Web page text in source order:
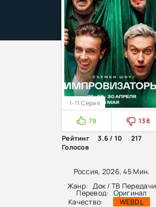
Россия, 2026, 45 Мин.
Жанр: Док / ТВ Передачи
Перевод:
Оригинал
Качество:
WEBDL
1-11 Серия
79
138
Рейтинг
3.6 / 10
217
Голосов